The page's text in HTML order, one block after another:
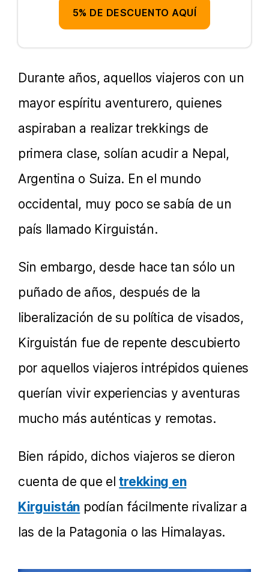
Más información
5% DE DESCUENTO AQUÍ
Durante años, aquellos viajeros con un
mayor espíritu aventurero, quienes
aspiraban a realizar trekkings de
primera clase, solían acudir a Nepal,
Argentina o Suiza. En el mundo
occidental, muy poco se sabía de un
país llamado Kirguistán.
Sin embargo, desde hace tan sólo un
puñado de años, después de la
liberalización de su política de visados,
Kirguistán fue de repente descubierto
por aquellos viajeros intrépidos quienes
querían vivir experiencias y aventuras
mucho más auténticas y remotas.
Bien rápido, dichos viajeros se dieron
cuenta de que eltrekking en
Kirguistán podían fácilmente rivalizar a
las de la Patagonia o las Himalayas.